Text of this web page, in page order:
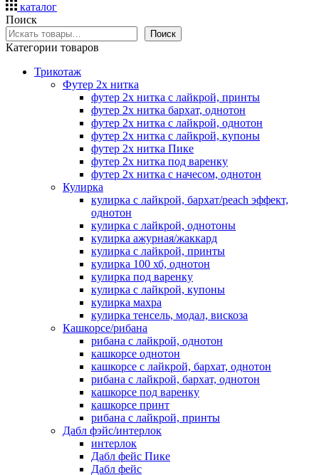
каталог
Поиск
Поиск
Категории товаров
Трикотаж
Футер 2х нитка
футер 2х нитка с лайкрой, принты
футер 2х нитка бархат, однотон
футер 2х нитка с лайкрой, однотон
футер 2х нитка с лайкрой, купоны
футер 2х нитка Пике
футер 2х нитка под варенку
футер 2х нитка с начесом, однотон
Кулирка
кулирка с лайкрой, бархат/peach эффект,
однотон
кулирка с лайкрой, однотоны
кулирка ажурная/жаккард
кулирка с лайкрой, принты
кулирка 100 хб, однотон
кулирка под варенку
кулирка с лайкрой, купоны
кулирка махра
кулирка тенсель, модал, вискоза
Кашкорсе/рибана
рибана с лайкрой, однотон
кашкорсе однотон
кашкорсе с лайкрой, бархат, однотон
рибана с лайкрой, бархат, однотон
кашкорсе под варенку
кашкорсе принт
рибана с лайкрой, принты
Дабл фэйс/интерлок
интерлок
Дабл фейс Пике
Дабл фейс